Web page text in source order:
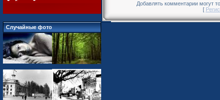
Случайные фото
Добавлять комментарии могут
[